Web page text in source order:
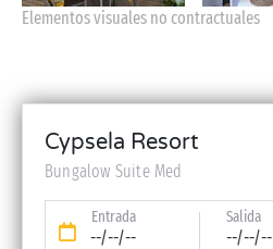
Elementos visuales no contractuales
Cypsela Resort
Bungalow Suite Med
Entrada
--/--/--
Salida
--/--/--